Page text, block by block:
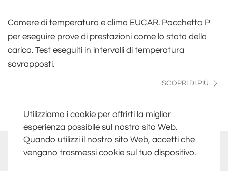
Utilizziamo i cookie per offrirti la miglior
esperienza possibile sul nostro sito Web.
Quando utilizzi il nostro sito Web, accetti che
vengano trasmessi cookie sul tuo dispositivo.
Camere di temperatura e clima EUCAR. Pacchetto P
per eseguire prove di prestazioni come lo stato della
carica. Test eseguiti in intervalli di temperatura
sovrapposti.
SCOPRI DI PIÙ
info@fkv.it - Extranet